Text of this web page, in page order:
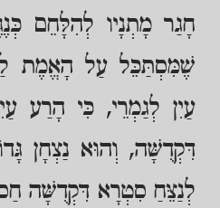
חָגַר מָתְנָיו לְהִלָּחֵם
שֶׁמִּסְתַּכֵּל עַל הָאֱמֶת
עַיִן לְגַמְרֵי, כִּי הָרַע
דִּקְדֻשָּׁה, וְהוּא נַצְחָן
לְנַצֵּחַ סִטְרָא דִּקְדֻשָּׁה